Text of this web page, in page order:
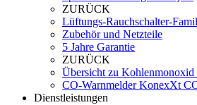
ZURÜCK
Lüftungs-Rauchschalter-
Zubehör und Netzteile
5 Jahre Garantie
ZURÜCK
Übersicht zu
CO-Warnmelder KonexXt
Dienstleistungen